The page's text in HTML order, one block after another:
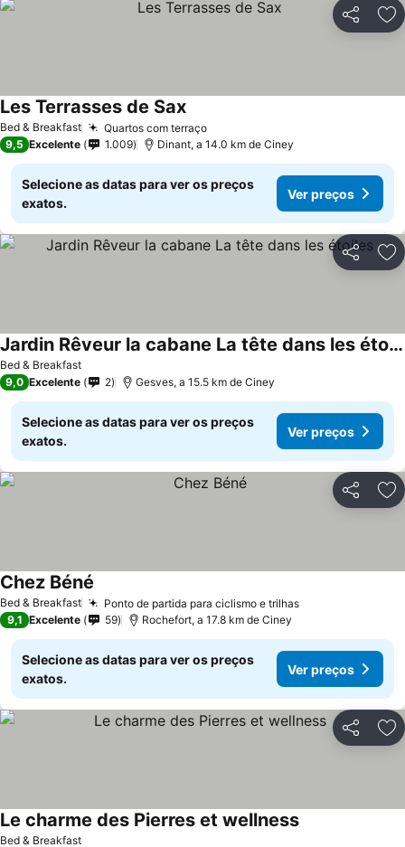
Partilhar
Bed & Breakfast Quartos com terraçoVer preços
Les Terrasses de SaxVer preços
9,5 Excelente 1.009 Dinant, a 14.0 km de Ciney
Selecione as datas para ver os preços
exatos.
Ver preços
Partilhar
Bed & Breakfast
Jardin Rêveur la cabane La tête dans les étoiles
Ver preços
9,0 Excelente 2 Gesves, a 15.5 km de Ciney
Selecione as datas para ver os preços
exatos.
Ver preços
Partilhar
Bed & Breakfast Ponto de partida para ciclismo e trilhasVer preços
Chez Béné
9,1 Excelente 59 Rochefort, a 17.8 km de Ciney
Selecione as datas para ver os preços
exatos.
Ver preços
Partilhar
Bed & Breakfast
Le charme des Pierres et wellnessVer preços